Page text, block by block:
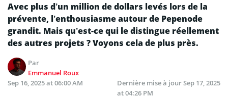
Avec plus d’un million de dollars levés lors de la
prévente, l’enthousiasme autour de Pepenode
grandit. Mais qu’est-ce qui le distingue réellement
des autres projets ? Voyons cela de plus près.
Par
Emmanuel Roux
Sep 16, 2025 at 06:00 AM
Dernière mise à jourSep 17, 2025
at 04:26 PM